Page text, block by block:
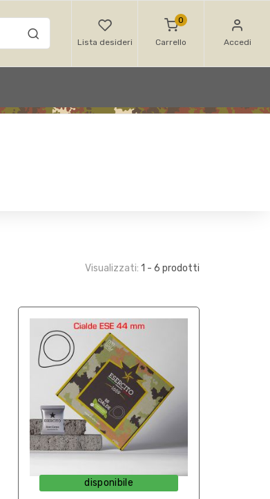
Lista desideri
0
Carrello Accedi
Visualizzati: 1 - 6 prodotti
disponibile